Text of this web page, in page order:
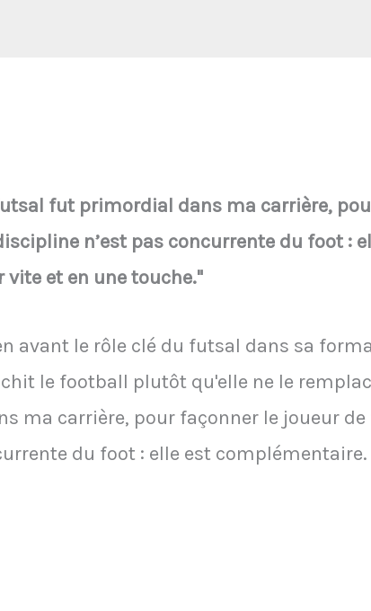
fut primordial dans ma carrière,
n’est pas concurrente du foot :
vite et en une touche."
avant le rôle clé du futsal dans sa
le football plutôt qu'elle ne le
ma carrière, pour façonner le joueur
du foot : elle est